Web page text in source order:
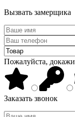
Вызвать замерщика
Пожалуйста,
Заказать звонок